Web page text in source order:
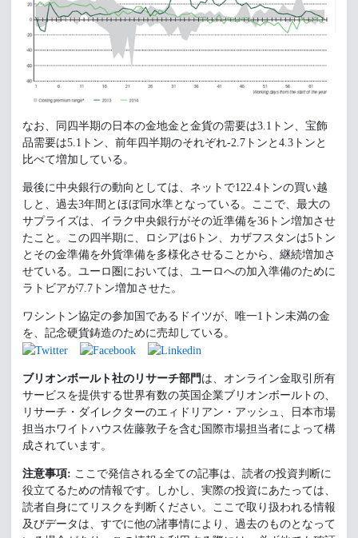
なお、同四半期の日本の金地金と金貨の需要は3.1トン、宝飾
品需要は5.1トン、前年四半期のそれぞれ-2.7トンと4.3トンと
比べて増加している。
最後に中央銀行の動向としては、ネットで122.4トンの買い越
しと、過去3年間とほぼ同水準となっている。ここで、最大の
サプライズは、イラク中央銀行がその近準備を36トン増加させ
たこと。この四半期に、ロシアは6トン、カザフスタンは5トン
とその金準備を外貨準備を多様化させることから、継続増加さ
せている。ユーロ圏においては、ユーロへの加入準備のために
ラトビアが7.7トン増加させた。
ワシントン協定の参加国であるドイツが、唯一1トン未満の金
を、記念硬貨鋳造のために売却している。
ブリオンボールト社のリサーチ部門 は、オンライン金取引所有
サービスを提供する世界有数の英国企業ブリオンボールトの、
リサーチ・ダイレクターのエィドリアン・アッシュ、日本市場
担当ホワイトハウス佐藤敦子を含む国際市場担当者によって構
成されています。
注意事項: ここで発信される全ての記事は、読者の投資判断に
役立てるための情報です。しかし、実際の投資にあたっては、
読者自身にてリスクを判断ください。ここで取り扱われる情報
及びデータは、すでに他の諸事情により、過去のものとなって